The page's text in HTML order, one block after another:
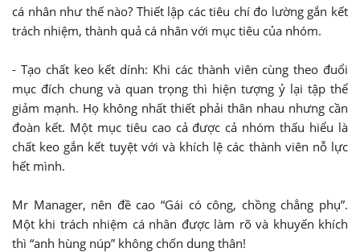
cá nhân như thế nào? Thiết lập các tiêu chí đo lường gắn kết
trách nhiệm, thành quả cá nhân với mục tiêu của nhóm.
- Tạo chất keo kết dính: Khi các thành viên cùng theo đuổi
mục đích chung và quan trọng thì hiện tượng ỷ lại tập thể
giảm mạnh. Họ không nhất thiết phải thân nhau nhưng cần
đoàn kết. Một mục tiêu cao cả được cả nhóm thấu hiểu là
chất keo gắn kết tuyệt với và khích lệ các thành viên nỗ lực
hết mình.
Mr Manager, nên đề cao “Gái có công, chồng chẳng phụ”.
Một khi trách nhiệm cá nhân được làm rõ và khuyến khích
thì “anh hùng núp” không chốn dung thân!